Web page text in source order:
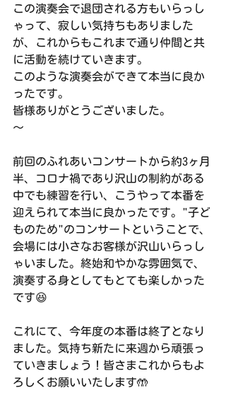
この演奏会で退団される方もいらっし
ゃって、寂しい気持ちもありました
が、これからもこれまで通り仲間と共
に活動を続けていきます。
このような演奏会ができて本当に良か
ったです。
皆様ありがとうございました。
〜
前回のふれあいコンサートから約3ヶ月
半、コロナ禍であり沢山の制約がある
中でも練習を行い、こうやって本番を
迎えられて本当に良かったです。"子ど
ものため"のコンサートということで、
会場には小さなお客様が沢山いらっし
ゃいました。終始和やかな雰囲気で、
演奏する身としてもとても楽しかった
です😆
これにて、今年度の本番は終了となり
ました。気持ち新たに来週から頑張っ
ていきましょう！皆さまこれからもよ
ろしくお願いいたします🤲